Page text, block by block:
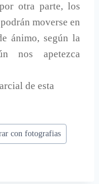
otra parte, los
moverse en
ánimo, según la
nos apetezca
de esta
con fotografias